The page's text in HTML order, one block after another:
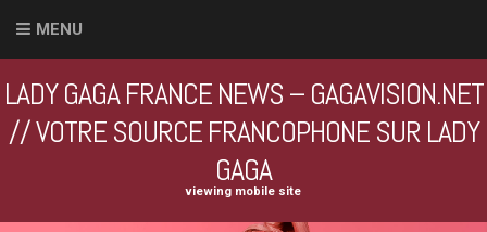
MENU
LADY GAGA FRANCE NEWS – GAGAVISION.NET
// VOTRE SOURCE FRANCOPHONE SUR LADY
GAGA
viewing mobile site